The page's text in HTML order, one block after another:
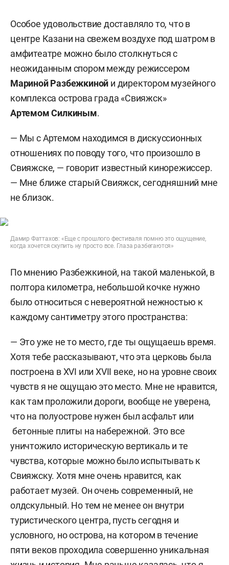
Особое удовольствие доставляло то, что в
центре Казани на свежем воздухе под шатром в
амфитеатре можно было столкнуться с
неожиданным спором между режиссером
Мариной Разбежкиной и директором музейного
комплекса острова града «Свияжск»
Артемом Силкиным.
— Мы с Артемом находимся в дискуссионных
отношениях по поводу того, что произошло в
Свияжске, — говорит известный кинорежиссер.
— Мне ближе старый Свияжск, сегодняшний мне
не близок.
Дамир Фаттахов: «Еще с прошлого фестиваля помню это ощущение,
когда хочется скупить ну просто все. Глаза разбегаются»
По мнению Разбежкиной, на такой маленькой, в
полтора километра, небольшой кочке нужно
было относиться с невероятной нежностью к
каждому сантиметру этого пространства:
— Это уже не то место, где ты ощущаешь время.
Хотя тебе рассказывают, что эта церковь была
построена в XVI или XVII веке, но на уровне своих
чувств я не ощущаю это место. Мне не нравится,
как там проложили дороги, вообще не уверена,
что на полуострове нужен был асфальт или
бетонные плиты на набережной. Это все
уничтожило историческую вертикаль и те
чувства, которые можно было испытывать к
Свияжску. Хотя мне очень нравится, как
работает музей. Он очень современный, не
олдскульный. Но тем не менее он внутри
туристического центра, пусть сегодня и
условного, но острова, на котором в течение
пяти веков проходила совершенно уникальная